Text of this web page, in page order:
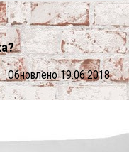
· Обновлено19.06.2018